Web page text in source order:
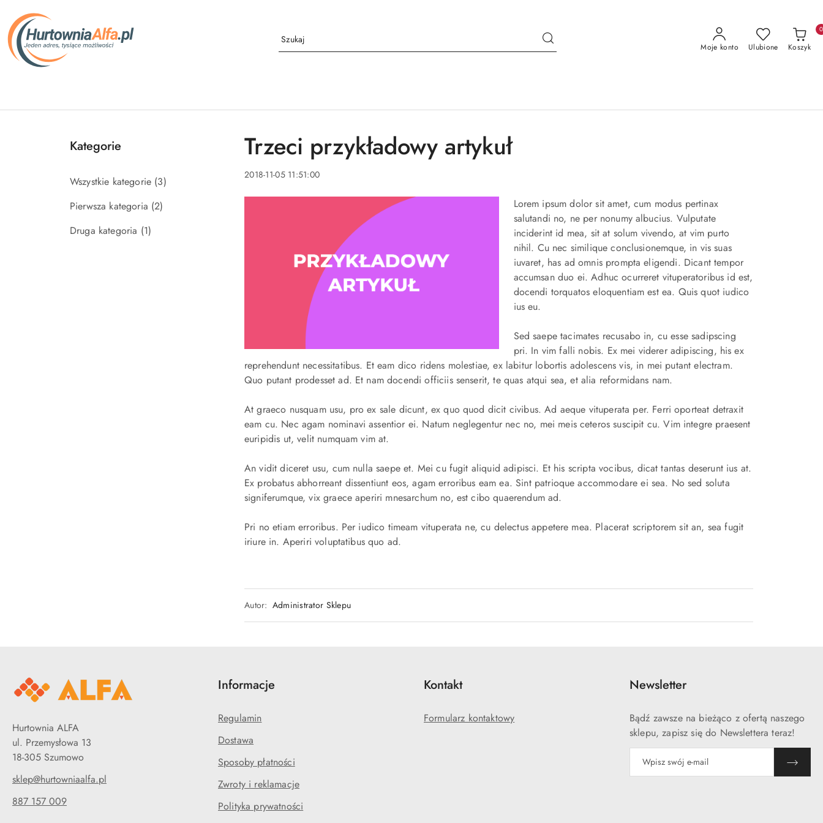
Przejdź do treści głównej
Przejdź do wyszukiwarki
Przejdź do moje konto
Przejdź do menu głównego
Przejdź do stopki
Moje konto Ulubione Koszyk
0
Kategorie
Wszystkie kategorie (3)
Pierwsza kategoria (2)
Druga kategoria (1)
Trzeci przykładowy artykuł
2018-11-05 11:51:00
Lorem ipsum dolor sit amet, cum modus pertinax
salutandi no, ne per nonumy albucius. Vulputate
inciderint id mea, sit at solum vivendo, at vim purto
nihil. Cu nec similique conclusionemque, in vis suas
iuvaret, has ad omnis prompta eligendi. Dicant tempor
accumsan duo ei. Adhuc ocurreret vituperatoribus id est,
docendi torquatos eloquentiam est ea. Quis quot iudico
ius eu.
Sed saepe tacimates recusabo in, cu esse sadipscing
pri. In vim falli nobis. Ex mei viderer adipiscing, his ex
reprehendunt necessitatibus. Et eam dico ridens molestiae, ex labitur lobortis adolescens vis, in mei putant electram.
Quo putant prodesset ad. Et nam docendi officiis senserit, te quas atqui sea, et alia reformidans nam.
At graeco nusquam usu, pro ex sale dicunt, ex quo quod dicit civibus. Ad aeque vituperata per. Ferri oporteat detraxit
eam cu. Nec agam nominavi assentior ei. Natum neglegentur nec no, mei meis ceteros suscipit cu. Vim integre praesent
euripidis ut, velit numquam vim at.
An vidit diceret usu, cum nulla saepe et. Mei cu fugit aliquid adipisci. Et his scripta vocibus, dicat tantas deserunt ius at.
Ex probatus abhorreant dissentiunt eos, agam erroribus eam ea. Sint patrioque accommodare ei sea. No sed soluta
signiferumque, vix graece aperiri mnesarchum no, est cibo quaerendum ad.
Pri no etiam erroribus. Per iudico timeam vituperata ne, cu delectus appetere mea. Placerat scriptorem sit an, sea fugit
iriure in. Aperiri voluptatibus quo ad.
Autor: Administrator Sklepu
Hurtownia ALFA
ul. Przemysłowa 13
18-305 Szumowo
sklep@hurtowniaalfa.pl
887 157 009
Informacje
Regulamin
Dostawa
Sposoby płatności
Zwroty i reklamacje
Polityka prywatności
Kontakt
Formularz kontaktowy
Newsletter
Bądź zawsze na bieżąco z ofertą naszego
sklepu, zapisz się do Newslettera teraz!